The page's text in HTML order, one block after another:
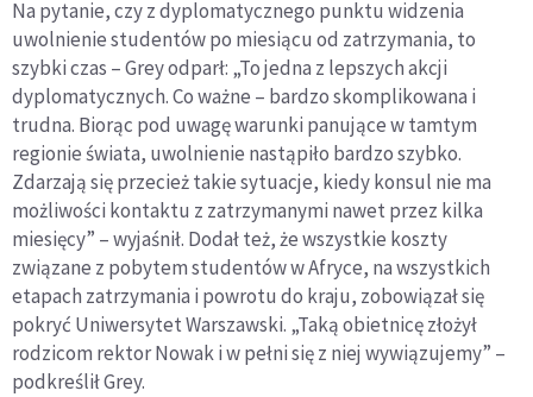
Na pytanie, czy z dyplomatycznego punktu widzenia
uwolnienie studentów po miesiącu od zatrzymania, to
szybki czas – Grey odparł: „To jedna z lepszych akcji
dyplomatycznych. Co ważne – bardzo skomplikowana i
trudna. Biorąc pod uwagę warunki panujące w tamtym
regionie świata, uwolnienie nastąpiło bardzo szybko.
Zdarzają się przecież takie sytuacje, kiedy konsul nie ma
możliwości kontaktu z zatrzymanymi nawet przez kilka
miesięcy” – wyjaśnił. Dodał też, że wszystkie koszty
związane z pobytem studentów w Afryce, na wszystkich
etapach zatrzymania i powrotu do kraju, zobowiązał się
pokryć Uniwersytet Warszawski. „Taką obietnicę złożył
rodzicom rektor Nowak i w pełni się z niej wywiązujemy” –
podkreślił Grey.